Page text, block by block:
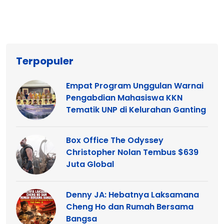
Terpopuler
Empat Program Unggulan Warnai
Pengabdian Mahasiswa KKN
Tematik UNP di Kelurahan Ganting
Box Office The Odyssey
Christopher Nolan Tembus $639
Juta Global
Denny JA: Hebatnya Laksamana
Cheng Ho dan Rumah Bersama
Bangsa